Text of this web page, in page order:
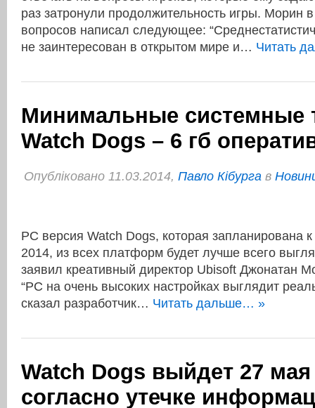
раз затронули продолжительность игры. Морин
вопросов написал следующее:
не заинтересован в открытом мире и… Читать
Минимальные системные
Watch Dogs – 6 гб
Опубліковано 11.03.2014, Павло Кібурга в
PC версия Watch Dogs, которая запланирована
2014, из всех платформ будет лучше всего
заявил креативный директор Ubisoft Джонатан
“PC на очень высоких настройках выглядит
сказал разработчик… Читать дальше… »
Watch Dogs выйдет 27 мая
согласно утечке